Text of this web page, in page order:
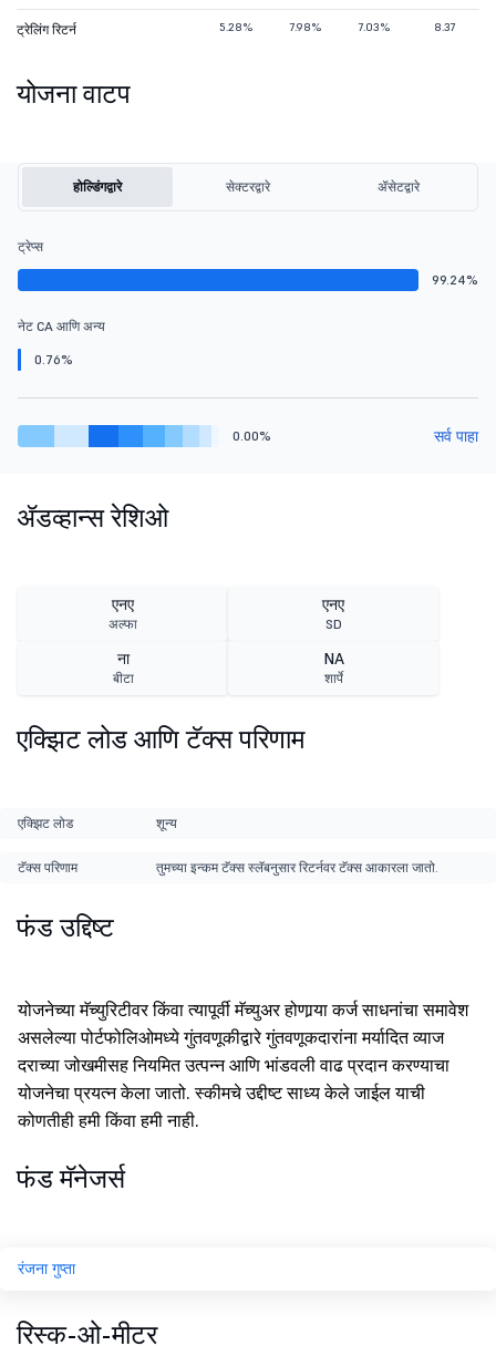
ट्रेलिंग रिटर्न 5.28% 7.98% 7.03% 8.37
योजना वाटप
होल्डिंगद्वारे सेक्टरद्वारे ॲसेटद्वारे
ट्रेप्स
99.24%
नेट CA आणि अन्य
0.76%
0.00% सर्व पाहा
ॲडव्हान्स रेशिओ
एनए
अल्फा
एनए
SD
ना
बीटा
NA
शार्पे
एक्झिट लोड आणि टॅक्स परिणाम
एक्झिट लोड शून्य
टॅक्स परिणाम तुमच्या इन्कम टॅक्स स्लॅबनुसार रिटर्नवर टॅक्स आकारला जातो.
फंड उद्दिष्ट
योजनेच्या मॅच्युरिटीवर किंवा त्यापूर्वी मॅच्युअर होणार्‍या कर्ज साधनांचा समावेश
असलेल्या पोर्टफोलिओमध्ये गुंतवणूकीद्वारे गुंतवणूकदारांना मर्यादित व्याज
दराच्या जोखमीसह नियमित उत्पन्न आणि भांडवली वाढ प्रदान करण्याचा
योजनेचा प्रयत्न केला जातो. स्कीमचे उद्दीष्ट साध्य केले जाईल याची
कोणतीही हमी किंवा हमी नाही.
फंड मॅनेजर्स
रंजना गुप्ता
रिस्क-ओ-मीटर